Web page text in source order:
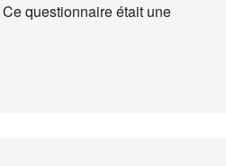
questionnaire était une